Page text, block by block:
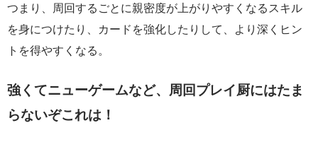
つまり、周回するごとに親密度が上がりやすくなるスキル
を身につけたり、カードを強化したりして、より深くヒン
トを得やすくなる。
強くてニューゲームなど、周回プレイ厨にはたま
らないぞこれは！